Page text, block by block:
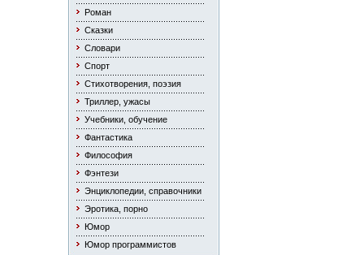
Роман
Сказки
Словари
Спорт
Стихотворения, поэзия
Триллер, ужасы
Учебники, обучение
Фантастика
Философия
Фэнтези
Энциклопедии, справочники
Эротика, порно
Юмор
Юмор программистов